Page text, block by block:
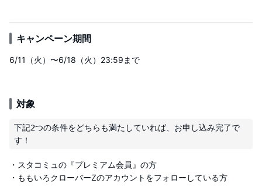
キャンペーン期間
6/11（火）〜6/18（火）23:59まで
対象
下記2つの条件をどちらも満たしていれば、お申し込み完了で
・スタコミュの『プレミアム会員』の方
・ももいろクローバーZのアカウントをフォローしている方